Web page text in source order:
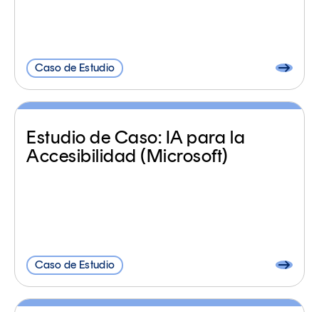
Caso de Estudio
Estudio de Caso: IA para la
Accesibilidad (Microsoft)
Caso de Estudio